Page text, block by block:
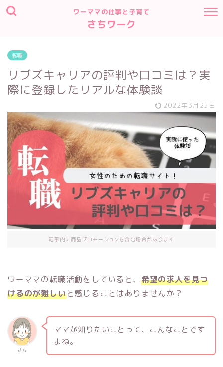
ワーママの仕事と子育て
さちワーク
転職
リブズキャリアの評判や口コミは？実
際に登録したリアルな体験談
2022年3月25日
記事内に商品プロモーションを含む場合があります
ワーママの転職活動をしていると、 希望の求人を見つ
けるのが難しいと感じることはありませんか？
さち
ママが知りたいことって、こんなことです
よね。